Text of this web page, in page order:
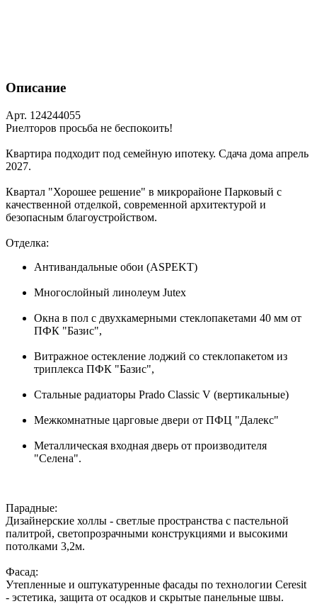
Описание
Арт. 124244055
Риелторов просьба не беспокоить!
Квартира подходит под семейную ипотеку. Сдача дома апрель
2027.
Квартал "Хорошее решение" в микрорайоне Парковый с
качественной отделкой, современной архитектурой и
безопасным благоустройством.
Отделка:
Антивандальные обои (ASPEKT)
Многослойный линолеум Jutex
Окна в пол с двухкамерными стеклопакетами 40 мм от
ПФК "Базис",
Витражное остекление лоджий со стеклопакетом из
триплекса ПФК "Базис",
Стальные радиаторы Prado Classic V (вертикальные)
Межкомнатные царговые двери от ПФЦ "Далекс"
Металлическая входная дверь от производителя
"Селена".
Парадные:
Дизайнерские холлы - светлые пространства с пастельной
палитрой, светопрозрачными конструкциями и высокими
потолками 3,2м.
Фасад:
Утепленные и оштукатуренные фасады по технологии Ceresit
- эстетика, защита от осадков и скрытые панельные швы.